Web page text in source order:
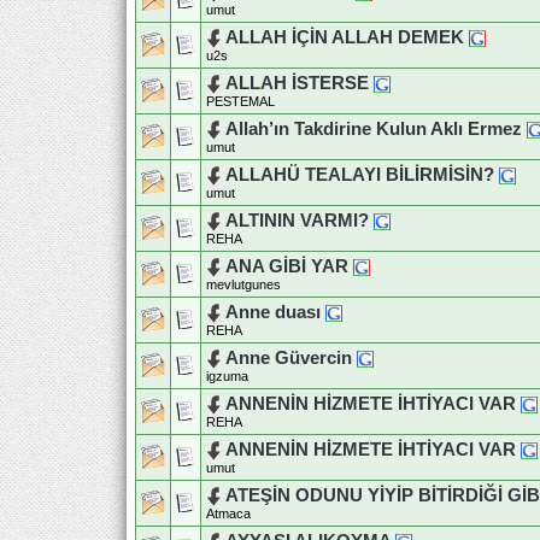
umut
ALLAH İÇİN ALLAH DEMEK
u2s
ALLAH İSTERSE
PESTEMAL
Allah’ın Takdirine Kulun Aklı Ermez
umut
ALLAHÜ TEALAYI BİLİRMİSİN?
umut
ALTININ VARMI?
REHA
ANA GİBİ YAR
mevlutgunes
Anne duası
REHA
Anne Güvercin
igzuma
ANNENİN HİZMETE İHTİYACI VAR
REHA
ANNENİN HİZMETE İHTİYACI VAR
umut
ATEŞİN ODUNU YİYİP BİTİRDİĞİ
Atmaca